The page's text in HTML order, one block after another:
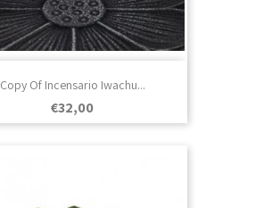
Copy Of Incensario Iwachu...
Prezo
€32,00